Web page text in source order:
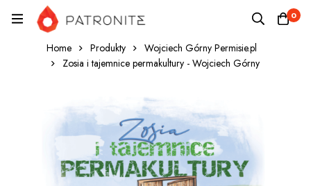
0
Home Produkty
Wojciech Górny Permisie.pl
Zosia i tajemnice permakultury - Wojciech Górny